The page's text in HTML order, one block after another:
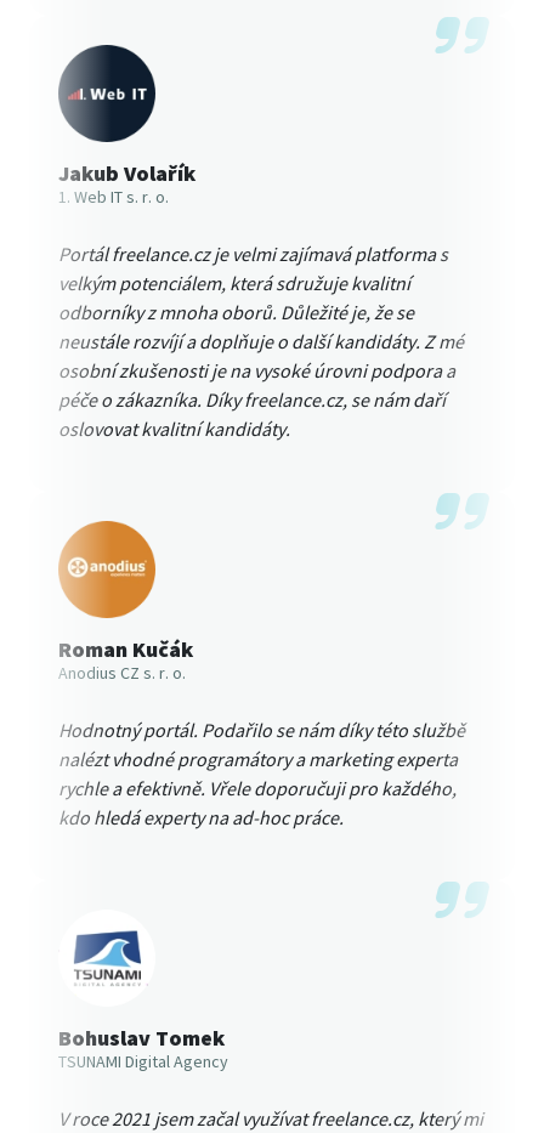
Jakub Volařík
1. Web IT s. r. o.
Portál freelance.cz je velmi zajímavá platforma s
velkým potenciálem, která sdružuje kvalitní
odborníky z mnoha oborů. Důležité je, že se
neustále rozvíjí a doplňuje o další kandidáty. Z mé
osobní zkušenosti je na vysoké úrovni podpora a
péče o zákazníka. Díky freelance.cz, se nám daří
oslovovat kvalitní kandidáty.
Roman Kučák
Anodius CZ s. r. o.
Hodnotný portál. Podařilo se nám díky této službě
nalézt vhodné programátory a marketing experta
rychle a efektivně. Vřele doporučuji pro každého,
kdo hledá experty na ad-hoc práce.
Bohuslav Tomek
TSUNAMI Digital Agency
V roce 2021 jsem začal využívat freelance.cz, který mi